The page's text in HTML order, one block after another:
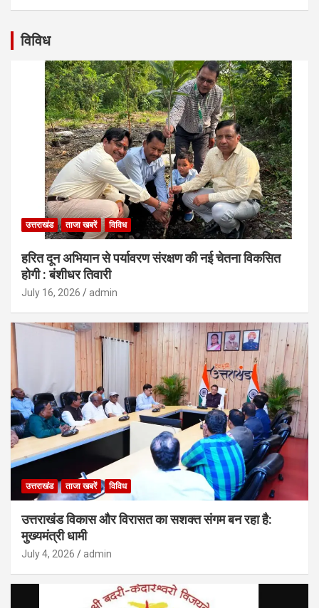
विविध
उत्तराखंड ताजा खबरें विविध
हरित दून अभियान से पर्यावरण संरक्षण की नई चेतना विकसित
होगी : बंशीधर तिवारी
July 16, 2026 admin
उत्तराखंड ताजा खबरें विविध
उत्तराखंड विकास और विरासत का सशक्त संगम बन रहा है:
मुख्यमंत्री धामी
July 4, 2026 admin